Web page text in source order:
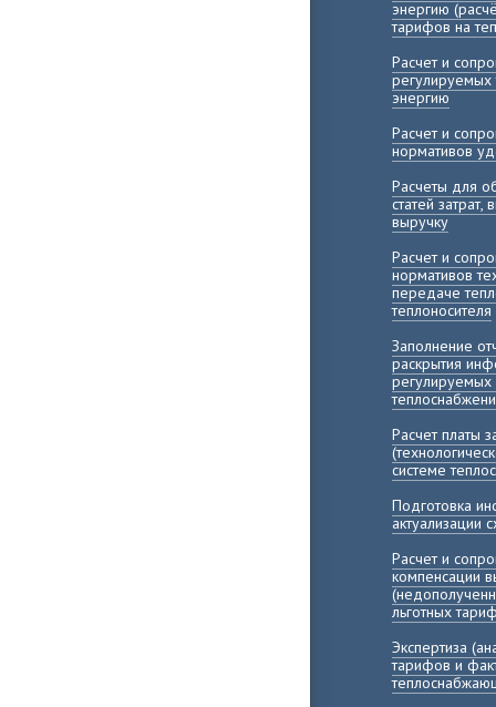
энергию
тарифов на
Расчет и
энергию
Расчет и
нормативов
Расчеты для
статей
выручку
Расчет и
нормативов
передаче
теплоносителя
Заполнение
раскрытия
Расчет платы
системе
Подготовка
актуализации
Расчет и
компенсации
льготных
Экспертиза
тарифов и